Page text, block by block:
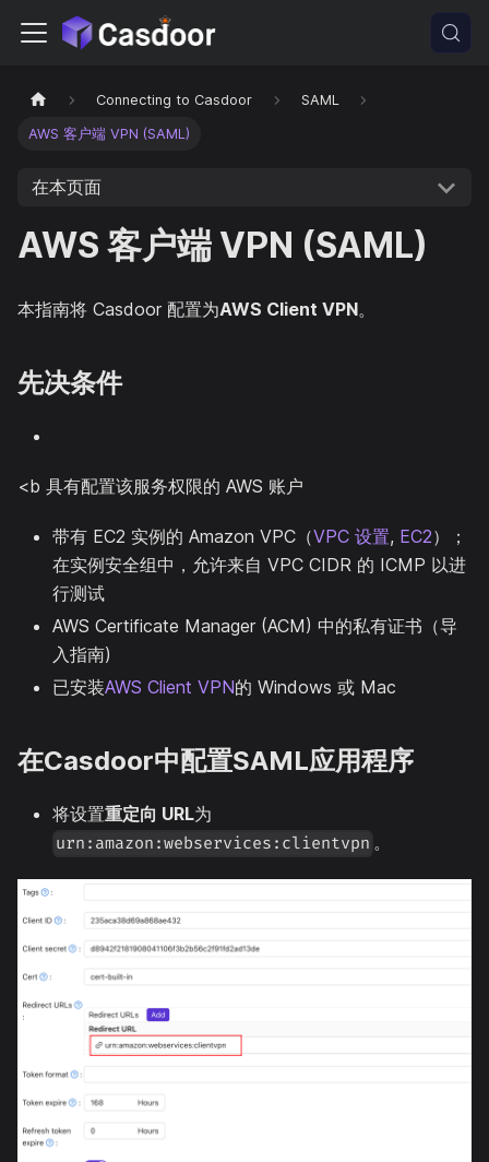
Connecting to Casdoor SAML
AWS 客户端 VPN (SAML)
在本页面
AWS 客户端 VPN (SAML)
本指南将 Casdoor 配置为AWS Client VPN。
先决条件
<b 具有配置该服务权限的 AWS 账户
带有 EC2 实例的 Amazon VPC（VPC 设置, EC2）；
在实例安全组中，允许来自 VPC CIDR 的 ICMP 以进
行测试
AWS Certificate Manager (ACM) 中的私有证书（导
入指南)
已安装AWS Client VPN的 Windows 或 Mac
在Casdoor中配置SAML应用程序
将设置重定向 URL为
urn:amazon:webservices:clientvpn 。